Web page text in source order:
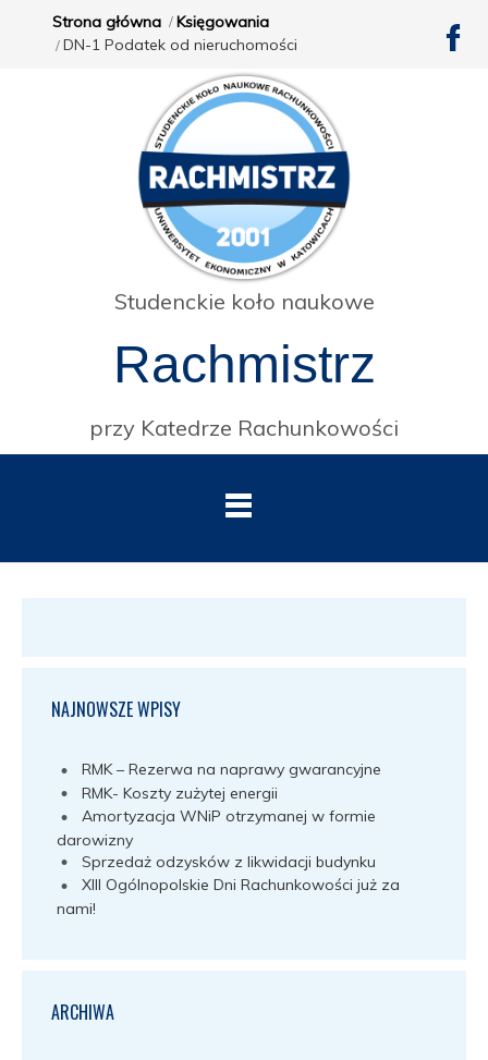
Strona główna
Księgowania
DN-1 Podatek od nieruchomości
Studenckie koło naukowe
Rachmistrz
przy Katedrze Rachunkowości
NAJNOWSZE WPISY
RMK – Rezerwa na naprawy gwarancyjne
RMK- Koszty zużytej energii
Amortyzacja WNiP otrzymanej w formie
darowizny
Sprzedaż odzysków z likwidacji budynku
XIII Ogólnopolskie Dni Rachunkowości już za
nami!
ARCHIWA